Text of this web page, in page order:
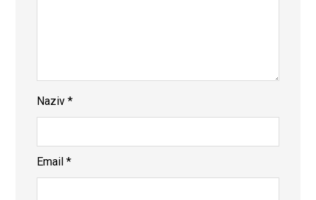
Naziv*
Email*